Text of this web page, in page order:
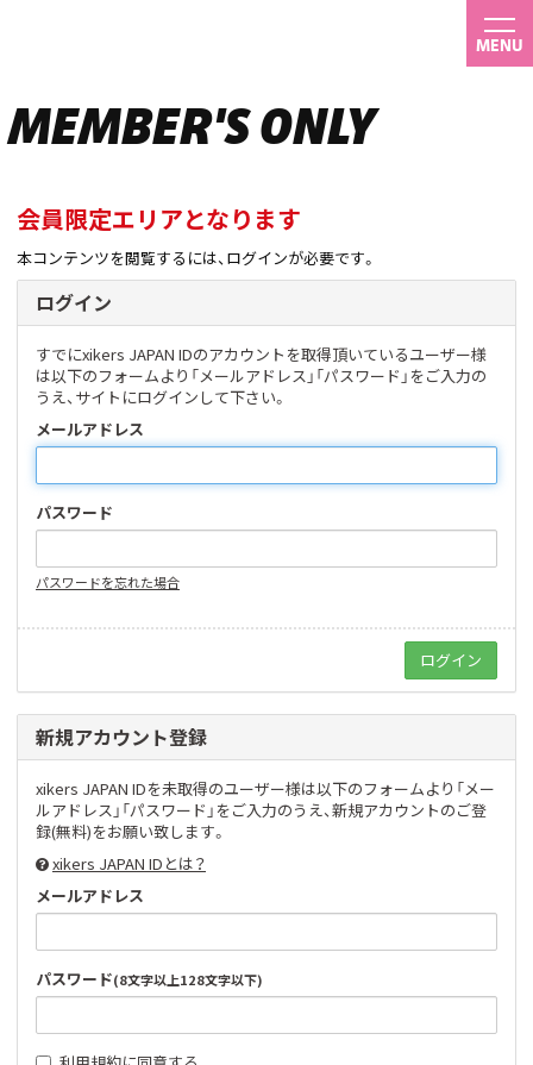
MENU
MEMBER'S ONLY
会員限定エリアとなります
本コンテンツを閲覧するには、ログインが必要です。
ログイン
すでにxikers JAPAN IDのアカウントを取得頂いているユーザー様
は以下のフォームより「メールアドレス」「パスワード」をご入力の
うえ、サイトにログインして下さい。
メールアドレス
パスワード
パスワードを忘れた場合
新規アカウント登録
xikers JAPAN IDを未取得のユーザー様は以下のフォームより「メー
ルアドレス」「パスワード」をご入力のうえ、新規アカウントのご登
録(無料)をお願い致します。
xikers JAPAN IDとは？
メールアドレス
パスワード(8文字以上128文字以下)